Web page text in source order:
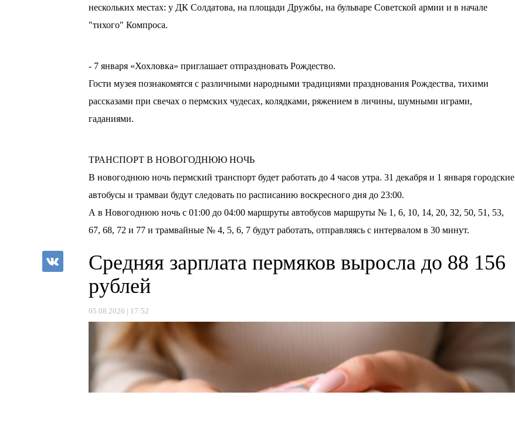
нескольких местах: у ДК Солдатова, на площади Дружбы, на бульваре Советской армии и в начале
"тихого" Компроса.
- 7 января «Хохловка» приглашает отпраздновать Рождество.
Гости музея познакомятся с различными народными традициями празднования Рождества, тихими
рассказами при свечах о пермских чудесах, колядками, ряжением в личины, шумными играми,
гаданиями.
ТРАНСПОРТ В НОВОГОДНЮЮ НОЧЬ
В новогоднюю ночь пермский транспорт будет работать до 4 часов утра. 31 декабря и 1 января городские
автобусы и трамваи будут следовать по расписанию воскресного дня до 23:00.
А в Новогоднюю ночь с 01:00 до 04:00 маршруты автобусов маршруты № 1, 6, 10, 14, 20, 32, 50, 51, 53,
67, 68, 72 и 77 и трамвайные № 4, 5, 6, 7 будут работать, отправляясь с интервалом в 30 минут.
Средняя зарплата пермяков выросла до 88 156
рублей
05.08.2026 | 17:52